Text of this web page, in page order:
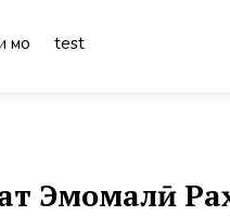
мо test
Эмомалӣ